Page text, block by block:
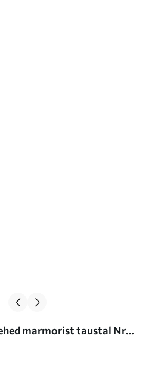
marmorist taustal Nr